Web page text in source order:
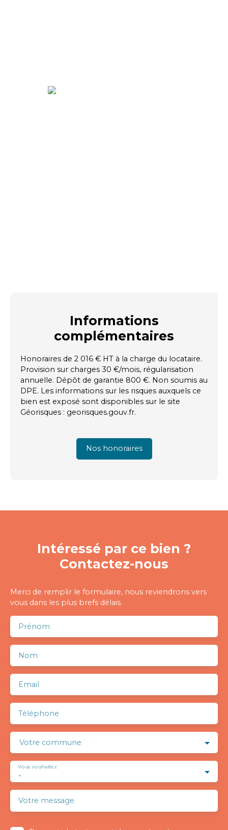
Informations
complémentaires
Honoraires de 2 016 € HT à la charge du locataire.
Provision sur charges 30 €/mois, régularisation
annuelle. Dépôt de garantie 800 €. Non soumis au
DPE. Les informations sur les risques auxquels ce
bien est exposé sont disponibles sur le site
Géorisques : georisques.gouv.fr.
Nos honoraires
Intéressé par ce bien ?
Contactez-nous
Merci de remplir le formulaire, nous reviendrons vers
vous dans les plus brefs délais.
Prénom
Nom
Email
Téléphone
Votre commune
-
Vous souhaitez
Votre message